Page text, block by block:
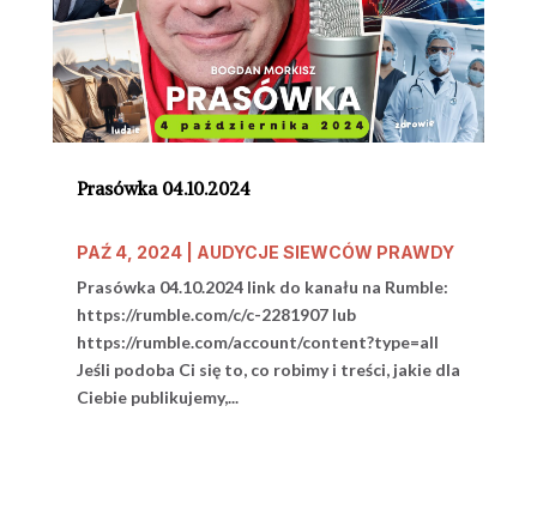
Prasówka 04.10.2024
PAŹ 4, 2024| AUDYCJE SIEWCÓW PRAWDY
Prasówka 04.10.2024 link do kanału na Rumble:
https://rumble.com/c/c-2281907 lub
https://rumble.com/account/content?type=all
Jeśli podoba Ci się to, co robimy i treści, jakie dla
Ciebie publikujemy,...